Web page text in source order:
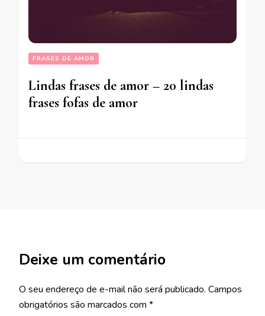
FRASES DE AMOR
Lindas frases de amor – 20 lindas
frases fofas de amor
Deixe um comentário
O seu endereço de e-mail não será publicado. Campos
obrigatórios são marcados com *